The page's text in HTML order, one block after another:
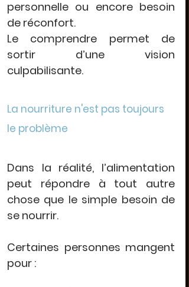
personnelle ou encore besoin
de réconfort.
Le comprendre permet de
sortir d’une vision
culpabilisante.
La nourriture n'est pas toujours
le problème
Dans la réalité, l’alimentation
peut répondre à tout autre
chose que le simple besoin de
se nourrir.
Certaines personnes mangent
pour :